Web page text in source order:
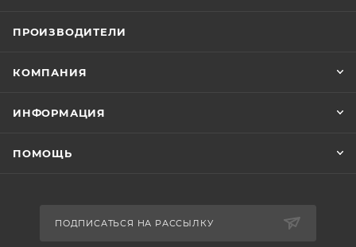
ПРОИЗВОДИТЕЛИ
КОМПАНИЯ
ИНФОРМАЦИЯ
ПОМОЩЬ
ПОДПИСАТЬСЯ НА РАССЫЛКУ